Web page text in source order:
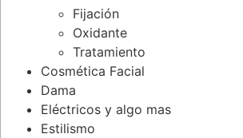
Fijación
Oxidante
Tratamiento
Cosmética Facial
Dama
Eléctricos y algo mas
Estilismo